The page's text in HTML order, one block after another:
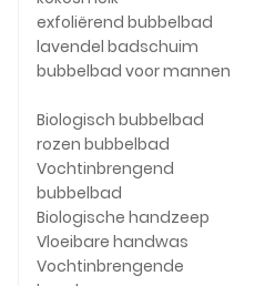
exfoliërend bubbelbad
lavendel badschuim
bubbelbad voor mannen
Biologisch bubbelbad
rozen bubbelbad
Vochtinbrengend
bubbelbad
Biologische handzeep
Vloeibare handwas
Vochtinbrengende